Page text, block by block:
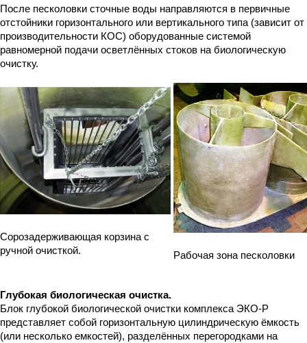
После песколовки сточные воды направляются в первичные
отстойники горизонтального или вертикального типа (зависит от
производительности КОС) оборудованные системой
равномерной подачи осветлённых стоков на биологическую
очистку.
Сорозадерживающая корзина с
ручной очисткой.
Рабочая зона песколовки
Глубокая биологическая очистка.
Блок глубокой биологической очистки комплекса ЭКО-Р
представляет собой горизонтальную цилиндрическую ёмкость
(или несколько емкостей), разделённых перегородками на